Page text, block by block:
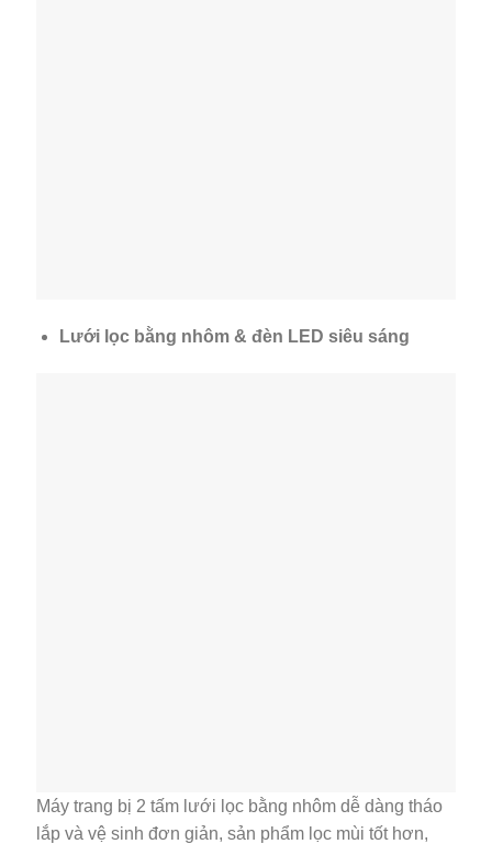
Lưới lọc bằng nhôm & đèn LED siêu sáng
Máy trang bị 2 tấm lưới lọc bằng nhôm dễ dàng tháo
lắp và vệ sinh đơn giản, sản phẩm lọc mùi tốt hơn,